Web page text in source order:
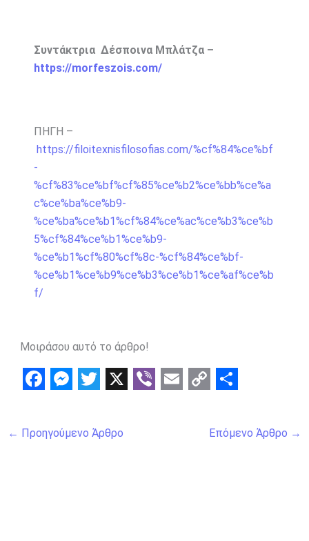
Συντάκτρια Δέσποινα Μπλάτζα –
https://morfeszois.com/
ΠΗΓΗ –
https://filoitexnisfilosofias.com/%cf%84%ce%bf
-
%cf%83%ce%bf%cf%85%ce%b2%ce%bb%ce%a
c%ce%ba%ce%b9-
%ce%ba%ce%b1%cf%84%ce%ac%ce%b3%ce%b
5%cf%84%ce%b1%ce%b9-
%ce%b1%cf%80%cf%8c-%cf%84%ce%bf-
%ce%b1%ce%b9%ce%b3%ce%b1%ce%af%ce%b
f/
Μοιράσου αυτό το άρθρο!
a
c
s
w
i
h
a
← Προηγούμενο Άρθρο Επόμενο Άρθρο →